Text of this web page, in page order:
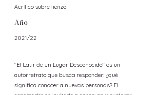
Acrílico sobre lienzo
Año
2021/22
"El Latir de un Lugar Desconocido" es un
autorretrato que busca responder: ¿qué
significa conocer a nuevas personas? El